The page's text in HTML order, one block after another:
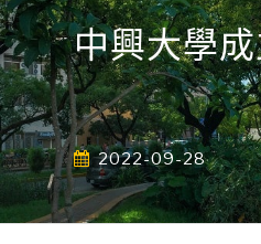
中興大學
2022-09-28